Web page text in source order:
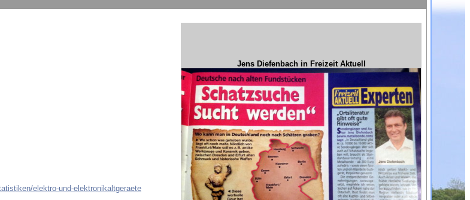
elektro-und-elektronikaltgeraete
Jens Diefenbach in Freizeit Aktuell